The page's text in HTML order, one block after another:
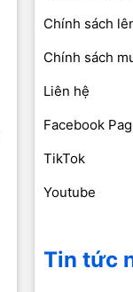
Chính sách
Chính sách
Liên hệ
Facebook
TikTok
Youtube
Tin tức